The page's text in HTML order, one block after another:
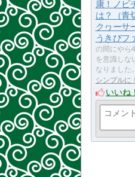
康！ノビ
は？（青
クヮーサ
うきびフ
の間にやら
を意識しな
なりました
シンプル
いいね